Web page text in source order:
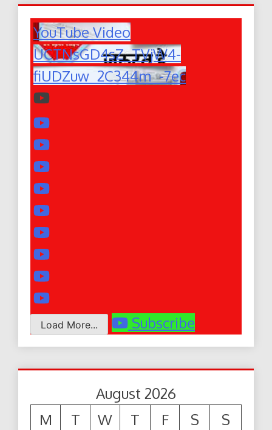
YouTube Video
UCTNsGD4sZ_TVjW4-
fiUDZuw_2C344m_-7ec
Load More... Subscribe
August 2026
M
T W T F S S